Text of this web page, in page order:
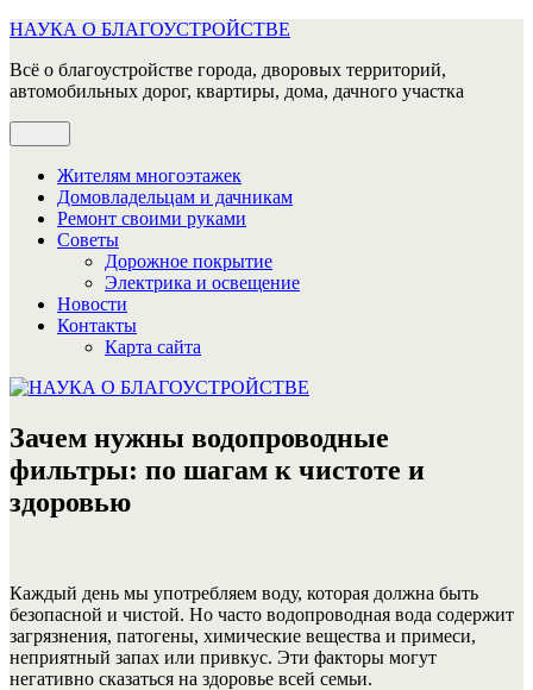
Перейти
содержимому
НАУКА О БЛАГОУСТРОЙСТВЕ
Всё о благоустройстве города, дворовых территорий,
автомобильных дорог, квартиры, дома, дачного участка
Жителям многоэтажек
Домовладельцам и дачникам
Ремонт своими руками
Советы
Дорожное покрытие
Электрика и освещение
Новости
Контакты
Карта сайта
Зачем нужны водопроводные
фильтры: по шагам к чистоте и
здоровью
Каждый день мы употребляем воду, которая должна быть
безопасной и чистой. Но часто водопроводная вода содержит
загрязнения, патогены, химические вещества и примеси,
неприятный запах или привкус. Эти факторы могут
негативно сказаться на здоровье всей семьи.